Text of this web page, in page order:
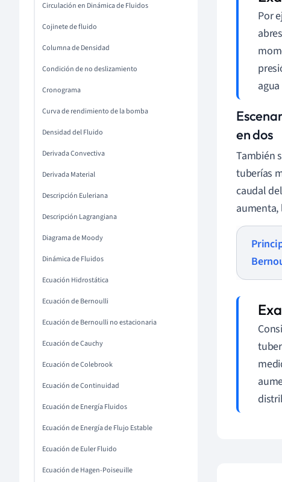
Circulación en Dinámica de Fluidos
Cojinete de fluido
Columna de Densidad
Condición de no deslizamiento
Cronograma
Curva de rendimiento de la bomba
Densidad del Fluido
Derivada Convectiva
Derivada Material
Descripción Euleriana
Descripción Lagrangiana
Diagrama de Moody
Dinámica de Fluidos
Ecuación Hidrostática
Ecuación de Bernoulli
Ecuación de Bernoulli no estacionaria
Ecuación de Cauchy
Ecuación de Colebrook
Ecuación de Continuidad
Ecuación de Energía Fluidos
Ecuación de Energía de Flujo Estable
Ecuación de Euler Fluido
Ecuación de Hagen-Poiseuille
Por
en dos
También
tuberías
caudal
aumenta,